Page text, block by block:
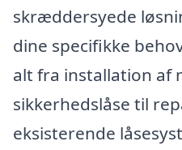
skræddersyede
dine specifikke
alt fra installation af
sikkerhedslåse til
eksisterende